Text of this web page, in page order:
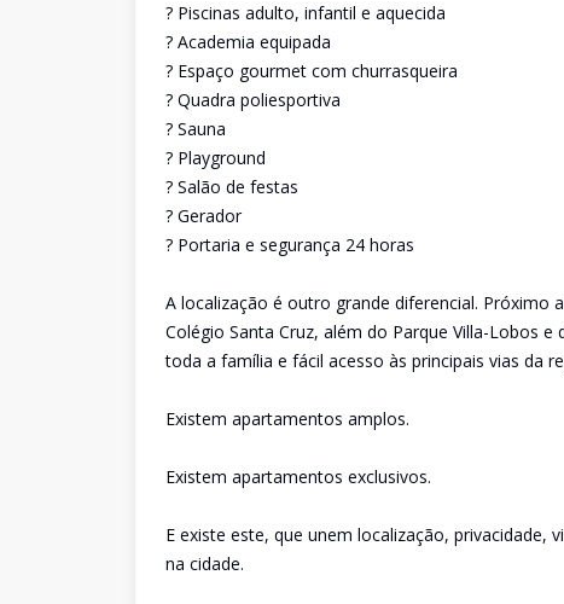
? Piscinas adulto, infantil e aquecida
? Academia equipada
? Espaço gourmet com churrasqueira
? Quadra poliesportiva
? Sauna
? Playground
? Salão de festas
? Gerador
? Portaria e segurança 24 horas
A localização é outro grande diferencial. Próximo
Colégio Santa Cruz, além do Parque Villa-Lobos
toda a família e fácil acesso às principais vias da
Existem apartamentos amplos.
Existem apartamentos exclusivos.
E existe este, que unem localização, privacidade,
na cidade.